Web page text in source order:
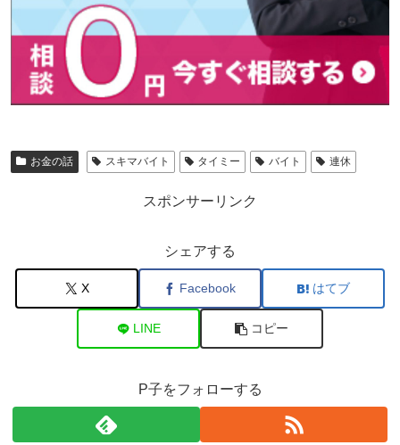
お金の話 スキマバイト タイミー バイト 連休
スポンサーリンク
シェアする
X Facebook はてブ
LINE コピー
P子をフォローする